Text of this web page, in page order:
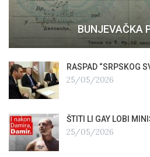
BUNJEVAČKA
RASPAD “SRPSKOG
25/05/2026
ŠTITI LI GAY LOBI
25/05/2026